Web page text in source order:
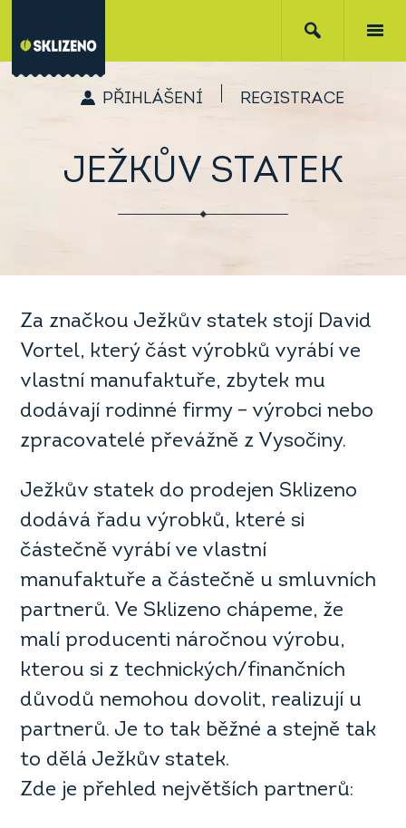
PŘIHLÁŠENÍ REGISTRACE
JEŽKŮV STATEK
Za značkou Ježkův statek stojí David
Vortel, který část výrobků vyrábí ve
vlastní manufaktuře, zbytek mu
dodávají rodinné firmy – výrobci nebo
zpracovatelé převážně z Vysočiny.
Ježkův statek do prodejen Sklizeno
dodává řadu výrobků, které si
částečně vyrábí ve vlastní
manufaktuře a částečně u smluvních
partnerů. Ve Sklizeno chápeme, že
malí producenti náročnou výrobu,
kterou si z technických/finančních
důvodů nemohou dovolit, realizují u
partnerů. Je to tak běžné a stejně tak
to dělá Ježkův statek.
Zde je přehled největších partnerů: